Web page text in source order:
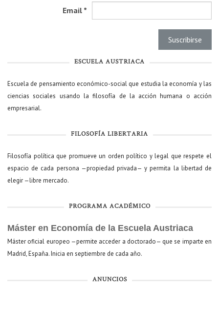
Email *
ESCUELA AUSTRIACA
Escuela de pensamiento económico-social que estudia la economía y las
ciencias sociales usando la filosofía de la acción humana o acción
empresarial.
FILOSOFÍA LIBERTARIA
Filosofía política que promueve un orden político y legal que respete el
espacio de cada persona —propiedad privada— y permita la libertad de
elegir —libre mercado.
PROGRAMA ACADÉMICO
Máster en Economía de la Escuela Austriaca
Máster oficial europeo —permite acceder a doctorado— que se imparte en
Madrid, España. Inicia en septiembre de cada año.
ANUNCIOS